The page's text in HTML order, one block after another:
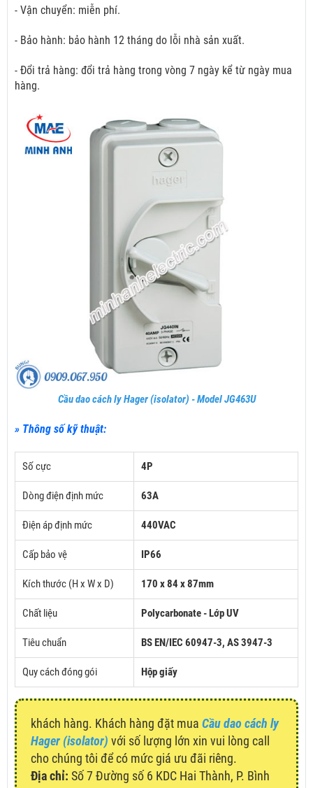
- Vận chuyển: miễn phí.
- Bảo hành: bảo hành 12 tháng do lỗi nhà sản xuất.
- Đổi trả hàng: đổi trả hàng trong vòng 7 ngày kể từ ngày mua
hàng.
Cầu dao cách ly Hager (isolator) - Model JG463U
» Thông số kỹ thuật:
Số cực 4P
Dòng điện định mức 63A
Điện áp định mức 440VAC
Cấp bảo vệ IP66
Kích thước (H x W x D) 170 x 84 x 87mm
Chất liệu Polycarbonate - Lớp UV
Tiêu chuẩn BS EN/IEC 60947-3, AS 3947-3
Quy cách đóng gói Hộp giấy
khách hàng. Khách hàng đặt mua Cầu dao cách ly
Hager (isolator) với số lượng lớn xin vui lòng call
cho chúng tôi để có mức giá ưu đãi riêng.
Địa chỉ: Số 7 Đường số 6 KDC Hai Thành, P. Bình